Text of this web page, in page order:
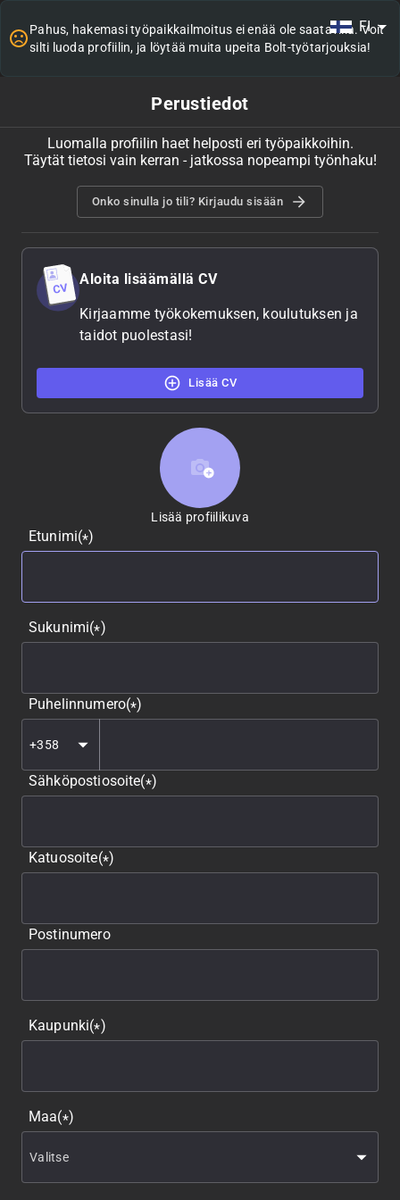
FI
Pahus, hakemasi työpaikkailmoitus ei enää ole saatavilla. Voit
silti luoda profiilin, ja löytää muita upeita Bolt-työtarjouksia!
Perustiedot
Luomalla profiilin haet helposti eri työpaikkoihin.
Täytät tietosi vain kerran - jatkossa nopeampi työnhaku!
Onko sinulla jo tili? Kirjaudu sisään
Aloita lisäämällä CV
Kirjaamme työkokemuksen, koulutuksen ja
taidot puolestasi!
Lisää CV
Lisää profiilikuva
Lisää profiilikuva
Etunimi(*)
Sukunimi(*)
Puhelinnumero(*)
Sähköpostiosoite(*)
Katuosoite(*)
Postinumero
Kaupunki(*)
Maa(*)